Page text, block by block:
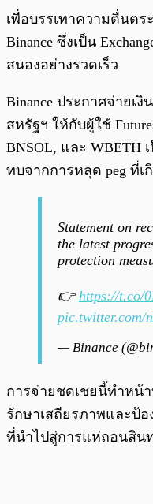
เพื่อบรรเทาความตื่นต
Binance ซึ่งเป็น
สนองอย่างรวดเร็ว
Binance ประกาศจ่ายเ
สหรัฐฯ ให้กับผู้ใช้
BNSOL, และ WBETH
ทบจากการหลุด peg ที่เ
Statement on
the latest
protection
👉https://t.co/
pic.twitter.com/
— Binance
การจ่ายชดเชยนี้ทำหน้
รักษาเสถียรภาพและป้
ที่นำไปสู่การแห่ถอนสิน